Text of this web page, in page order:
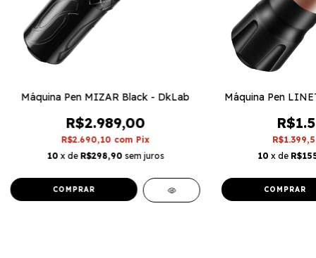
Máquina Pen MIZAR Black - DkLab
R$2.989,00
R$2.690,10 com Pix
10 x de R$298,90 sem juros
Máquina Pen
10 x de